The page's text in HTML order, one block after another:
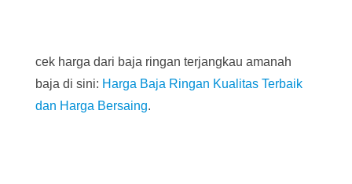
cek harga dari baja ringan terjangkau amanah
baja di sini: Harga Baja Ringan Kualitas Terbaik
dan Harga Bersaing.